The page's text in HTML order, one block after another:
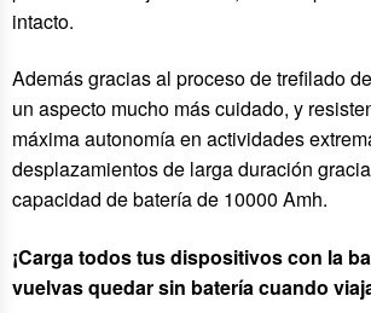
intacto.
Además gracias al proceso de trefilado
un aspecto mucho más cuidado, y
máxima autonomía en actividades
desplazamientos de larga duración
capacidad de batería de 10000 Amh.
¡Carga todos tus dispositivos con la
vuelvas quedar sin batería cuando